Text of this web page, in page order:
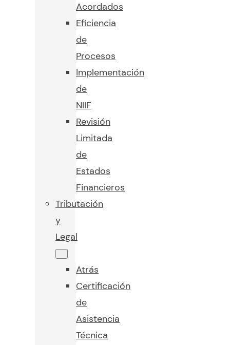
Acordados
Eficiencia
de
Procesos
Implementación
de
NIIF
Revisión
Limitada
de
Estados
Financieros
Tributación
y
Legal
Atrás
Certificación
de
Asistencia
Técnica